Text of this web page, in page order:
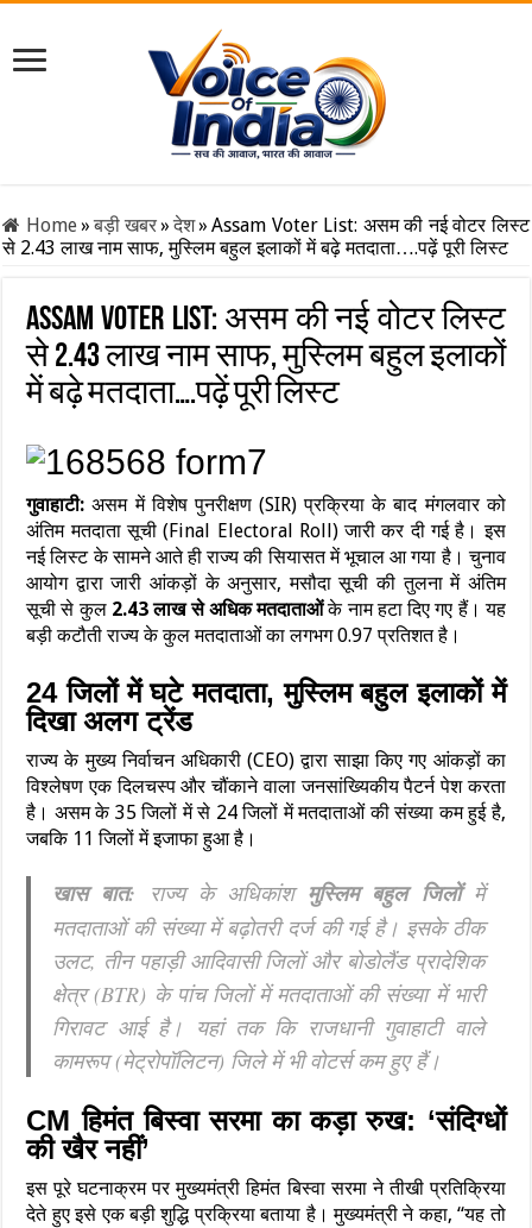
Home»बड़ी खबर» देश» Assam Voter List: असम की नई वोटर लिस्ट
से 2.43 लाख नाम साफ, मुस्लिम बहुल इलाकों में बढ़े मतदाता….पढ़ें पूरी लिस्ट
Assam Voter List: असम की नई वोटर लिस्ट
से 2.43 लाख नाम साफ, मुस्लिम बहुल इलाकों
में बढ़े मतदाता….पढ़ें पूरी लिस्ट
गुवाहाटी: असम में विशेष पुनरीक्षण (SIR) प्रक्रिया के बाद मंगलवार को
अंतिम मतदाता सूची (Final Electoral Roll) जारी कर दी गई है। इस
नई लिस्ट के सामने आते ही राज्य की सियासत में भूचाल आ गया है। चुनाव
आयोग द्वारा जारी आंकड़ों के अनुसार, मसौदा सूची की तुलना में अंतिम
सूची से कुल 2.43 लाख से अधिक मतदाताओंके नाम हटा दिए गए हैं। यह
बड़ी कटौती राज्य के कुल मतदाताओं का लगभग 0.97 प्रतिशत है।
24 जिलों में घटे मतदाता, मुस्लिम बहुल इलाकों में
दिखा अलग ट्रेंड
राज्य के मुख्य निर्वाचन अधिकारी (CEO) द्वारा साझा किए गए आंकड़ों का
विश्लेषण एक दिलचस्प और चौंकाने वाला जनसांख्यिकीय पैटर्न पेश करता
है। असम के 35 जिलों में से 24 जिलों में मतदाताओं की संख्या कम हुई है,
जबकि 11 जिलों में इजाफा हुआ है।
खास बात: राज्य के अधिकांश मुस्लिम बहुल जिलोंमें
मतदाताओं की संख्या में बढ़ोतरी दर्ज की गई है। इसके ठीक
उलट, तीन पहाड़ी आदिवासी जिलों और बोडोलैंड प्रादेशिक
क्षेत्र (BTR) के पांच जिलों में मतदाताओं की संख्या में भारी
गिरावट आई है। यहां तक कि राजधानी गुवाहाटी वाले
कामरूप (मेट्रोपॉलिटन) जिले में भी वोटर्स कम हुए हैं।
CM हिमंत बिस्वा सरमा का कड़ा रुख: ‘संदिग्धों
की खैर नहीं’
इस पूरे घटनाक्रम पर मुख्यमंत्री हिमंत बिस्वा सरमा ने तीखी प्रतिक्रिया
देते हुए इसे एक बड़ी शुद्धि प्रक्रिया बताया है। मुख्यमंत्री ने कहा, “यह तो